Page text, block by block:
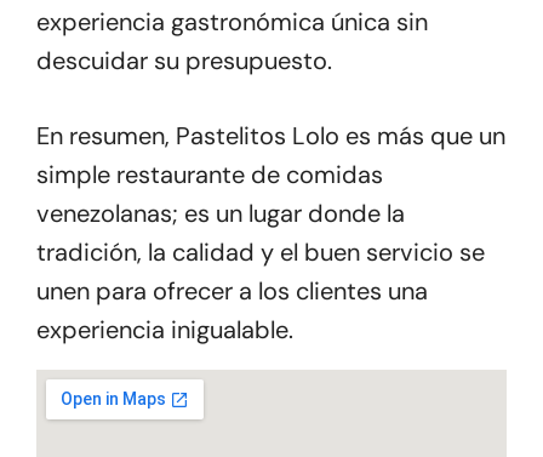
experiencia gastronómica única sin
descuidar su presupuesto.
En resumen, Pastelitos Lolo es más que un
simple restaurante de comidas
venezolanas; es un lugar donde la
tradición, la calidad y el buen servicio se
unen para ofrecer a los clientes una
experiencia inigualable.